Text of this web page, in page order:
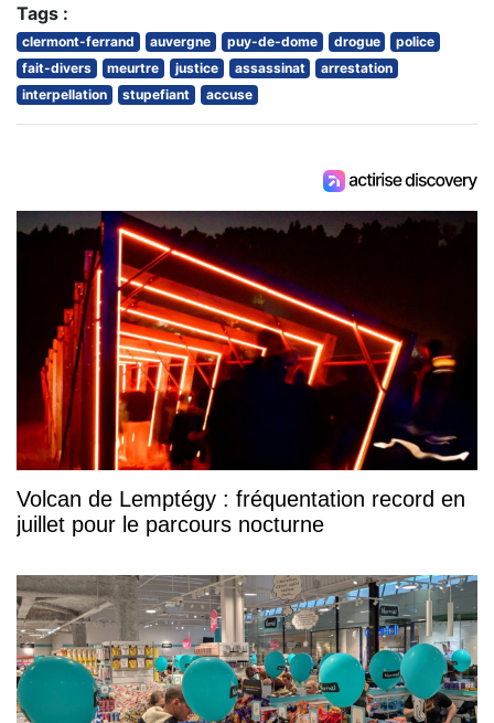
Tags :
clermont-ferrand auvergne puy-de-dome drogue
police
fait-divers
meurtre justice assassinat
arrestation
interpellation
stupefiant accuse
Volcan de Lemptégy : fréquentation record en
juillet pour le parcours nocturne